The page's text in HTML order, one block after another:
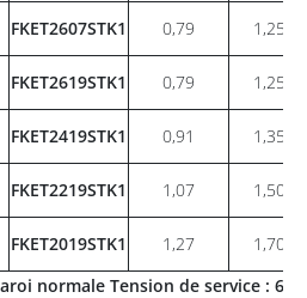
FKET2607STK1 0,79
1,25
FKET2619STK1 0,79 1,25
FKET2419STK1 0,91 1,35
FKET2219STK1 1,07 1,50
FKET2019STK1 1,27
1,70
normale Tension de service :